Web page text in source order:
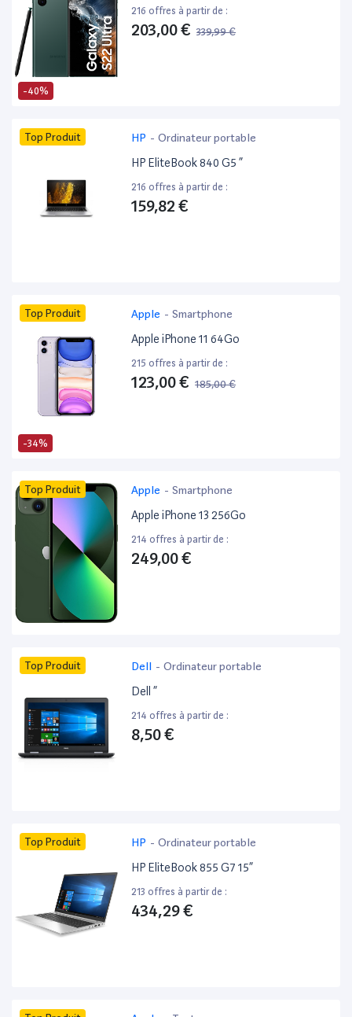
-40%
216 offres à partir de :
203,00 € 339,99 €
Top Produit HP - Ordinateur portable
HP EliteBook 840 G5 ”
216 offres à partir de :
159,82 €
-34%
Top Produit Apple - Smartphone
Apple iPhone 11 64Go
215 offres à partir de :
123,00 € 185,00 €
Top Produit Apple - Smartphone
Apple iPhone 13 256Go
214 offres à partir de :
249,00 €
Top Produit Dell - Ordinateur portable
Dell ”
214 offres à partir de :
8,50 €
Top Produit HP - Ordinateur portable
HP EliteBook 855 G7 15”
213 offres à partir de :
434,29 €